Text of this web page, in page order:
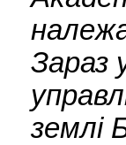
Зараз
землі